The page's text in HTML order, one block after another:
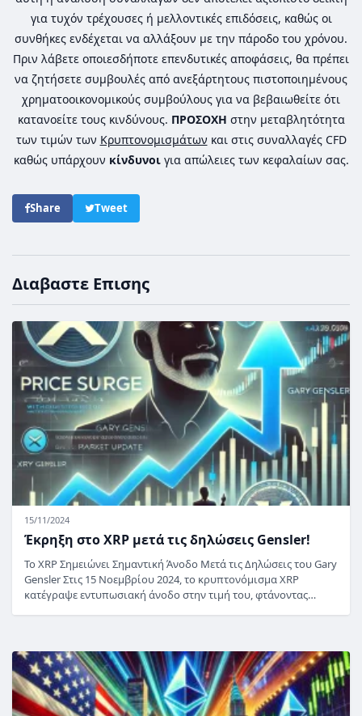
για τυχόν τρέχουσες ή μελλοντικές επιδόσεις, καθώς οι
συνθήκες ενδέχεται να αλλάξουν με την πάροδο του χρόνου.
Πριν λάβετε οποιεσδήποτε επενδυτικές αποφάσεις, θα πρέπει
να ζητήσετε συμβουλές από ανεξάρτητους πιστοποιημένους
χρηματοοικονομικούς συμβούλους για να βεβαιωθείτε ότι
κατανοείτε τους κινδύνους. ΠΡΟΣΟΧΗ στην μεταβλητότητα
των τιμών των Κρυπτονομισμάτων και στις συναλλαγές CFD
καθώς υπάρχουν κίνδυνοιγια απώλειες των κεφαλαίων σας.
Share Tweet
Διαβαστε Επισης
15/11/2024
Έκρηξη στο XRP μετά τις δηλώσεις Gensler!
Το XRP Σημειώνει Σημαντική Άνοδο Μετά τις Δηλώσεις του Gary
Gensler Στις 15 Νοεμβρίου 2024, το κρυπτονόμισμα XRP
κατέγραψε εντυπωσιακή άνοδο στην τιμή του, φτάνοντας…